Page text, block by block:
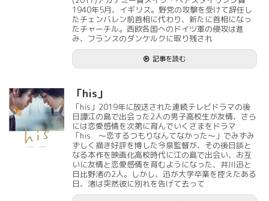
1940年5月、イギリス。野党の攻撃を受けて辞任し
たチェンバレン前首相に代わり、新たに首相になっ
たチャーチル。西欧各国へのドイツ軍の侵攻は進
み、フランスのダンケルクに取り残され
記事を読む
「his」
「his」2019年に放送された連続テレビドラマの後
日譚江の島で出会った2人の男子高校生が友情、さら
には恋愛感情を次第に育んでいくさまをドラマ
「his ～恋するつもりなんてなかった～」でみずみ
ずしく描き好評を博した今泉監督が、その後日談と
なる本作を映画化高校時代に江の島で出会い、お互
いに友情と恋愛感情を育むようになった、井川迅と
日比野渚の2人。しかし、迅が大学卒業を控えたある
日、渚は突然彼に別れを告げて去って